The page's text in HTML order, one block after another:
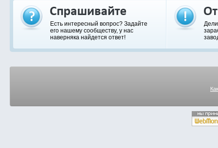
Есть интересный вопрос? Задайте
его нашему сообществу, у нас
наверняка найдется ответ!